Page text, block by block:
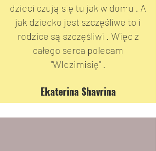
dzieci czują się tu jak w domu . A
jak dziecko jest szczęśliwe to i
rodzice są szczęśliwi . Więc z
całego serca polecam
"WIdzimisię" .
Ekaterina Shavrina